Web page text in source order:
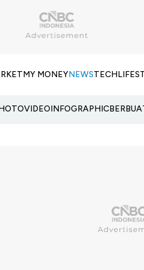
MY MONEYNEWSTECH
VIDEOINFOGRAPHIC